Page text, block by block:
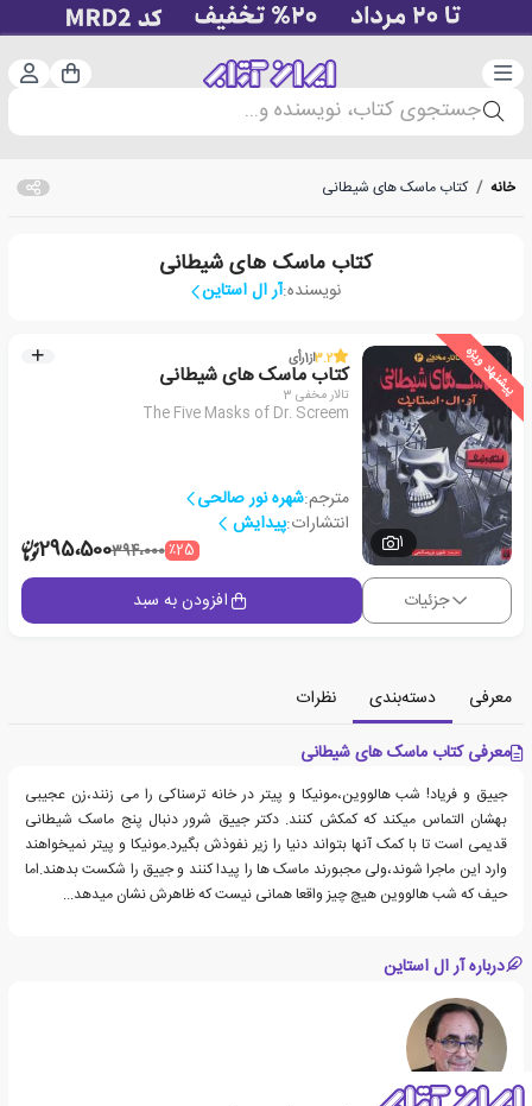
دسته‌بندی سبد
جستجوی کتاب، نویسنده و...
خانه / کتاب ماسک های شیطانی
کتاب ماسک های شیطانی
نویسنده:آر ال استاین
پیشنهاد ویژه
1
3.2از1رأی
کتاب ماسک های شیطانی
تالار مخفی 3
The Five Masks of Dr. Screem
مترجم:شهره نور صالحی
انتشارات:پیدایش
٪25394،000295،500
جزئیات افزودن به سبد
معرفی دسته‌بندی
نظرات
معرفی کتاب ماسک های شیطانی
جییق و فریاد! شب هالووین،مونیکا و پیتر در خانه ترسناکی را می زنند،زن عجیبی
بهشان التماس میکند که کمکش کنند. دکتر جییق شرور دنبال پنج ماسک شیطانی
قدیمی است تا با کمک آنها بتواند دنیا را زیر نفوذش بگیرد.مونیکا و پیتر نمیخواهند
وارد این ماجرا شوند،ولی مجبورند ماسک ها را پیدا کنند و جییق را شکست بدهند.اما
حیف که شب هالووین هیچ چیز واقعا همانی نیست که ظاهرش نشان میدهد...
درباره آر ال استاین